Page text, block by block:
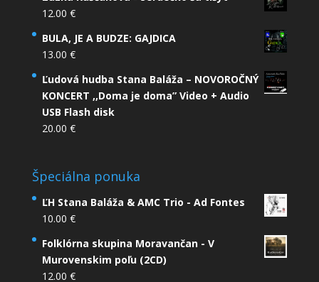
12.00 €
BULA, JE A BUDZE: GAJDICA
13.00 €
Ľudová hudba Stana Baláža – NOVOROČNÝ
KONCERT ,,Doma je doma” Video + Audio
USB Flash disk
20.00 €
Špeciálna ponuka
ĽH Stana Baláža & AMC Trio - Ad Fontes
10.00 €
Folklórna skupina Moravančan - V
Murovenskim poľu (2CD)
12.00 €